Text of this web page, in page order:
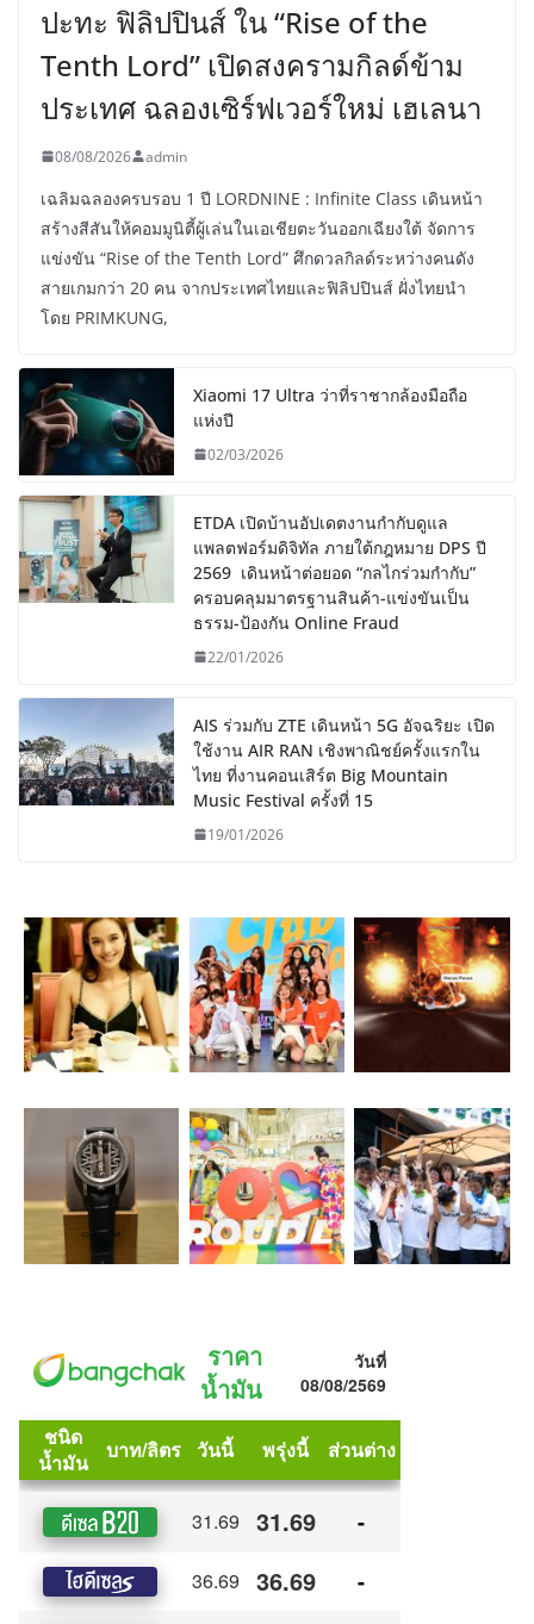
ปะทะ ฟิลิปปินส์ ใน “Rise of the
Tenth Lord” เปิดสงครามกิลด์ข้าม
ประเทศ ฉลองเซิร์ฟเวอร์ใหม่ เฮเลนา
08/08/2026 admin
เฉลิมฉลองครบรอบ 1 ปี LORDNINE : Infinite Class เดินหน้า
สร้างสีสันให้คอมมูนิตี้ผู้เล่นในเอเชียตะวันออกเฉียงใต้ จัดการ
แข่งขัน “Rise of the Tenth Lord” ศึกดวลกิลด์ระหว่างคนดัง
สายเกมกว่า 20 คน จากประเทศไทยและฟิลิปปินส์ ฝั่งไทยนำ
โดย PRIMKUNG,
Xiaomi 17 Ultra ว่าที่ราชากล้องมือถือ
แห่งปี
02/03/2026
ETDA เปิดบ้านอัปเดตงานกำกับดูแล
แพลตฟอร์มดิจิทัล ภายใต้กฎหมาย DPS ปี
2569 เดินหน้าต่อยอด “กลไกร่วมกำกับ”
ครอบคลุมมาตรฐานสินค้า-แข่งขันเป็น
ธรรม-ป้องกัน Online Fraud
22/01/2026
AIS ร่วมกับ ZTE เดินหน้า 5G อัจฉริยะ เปิด
ใช้งาน AIR RAN เชิงพาณิชย์ครั้งแรกใน
ไทย ที่งานคอนเสิร์ต Big Mountain
Music Festival ครั้งที่ 15
19/01/2026